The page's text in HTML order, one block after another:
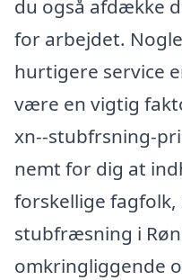
du også afdække
for arbejdet.
hurtigere service
være en vigtig
xn--stubfrsning-
nemt for dig at
forskellige fagfolk,
stubfræsning i
omkringliggende